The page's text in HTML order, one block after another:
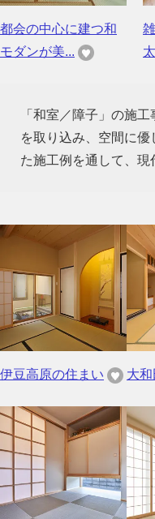
都会の中心に建つ和
モダンが美...
「和室／障子」の施
を取り込み、空間に
た施工例を通して、
伊豆高原の住まい 大